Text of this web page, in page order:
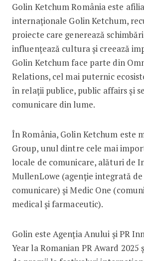
Golin Ketchum România este
internaționale Golin Ketchum,
proiecte care generează
influențează cultura și creează
Golin Ketchum face parte din
Relations, cel mai puternic
în relații publice, public affairs și
comunicare din lume.
În România, Golin Ketchum este
Group, unul dintre cele mai
locale de comunicare, alături de
MullenLowe (agenție integrată
comunicare) și Medic One
medical și farmaceutic).
Golin este Agenția Anului și PR
Year la Romanian PR Award 2025